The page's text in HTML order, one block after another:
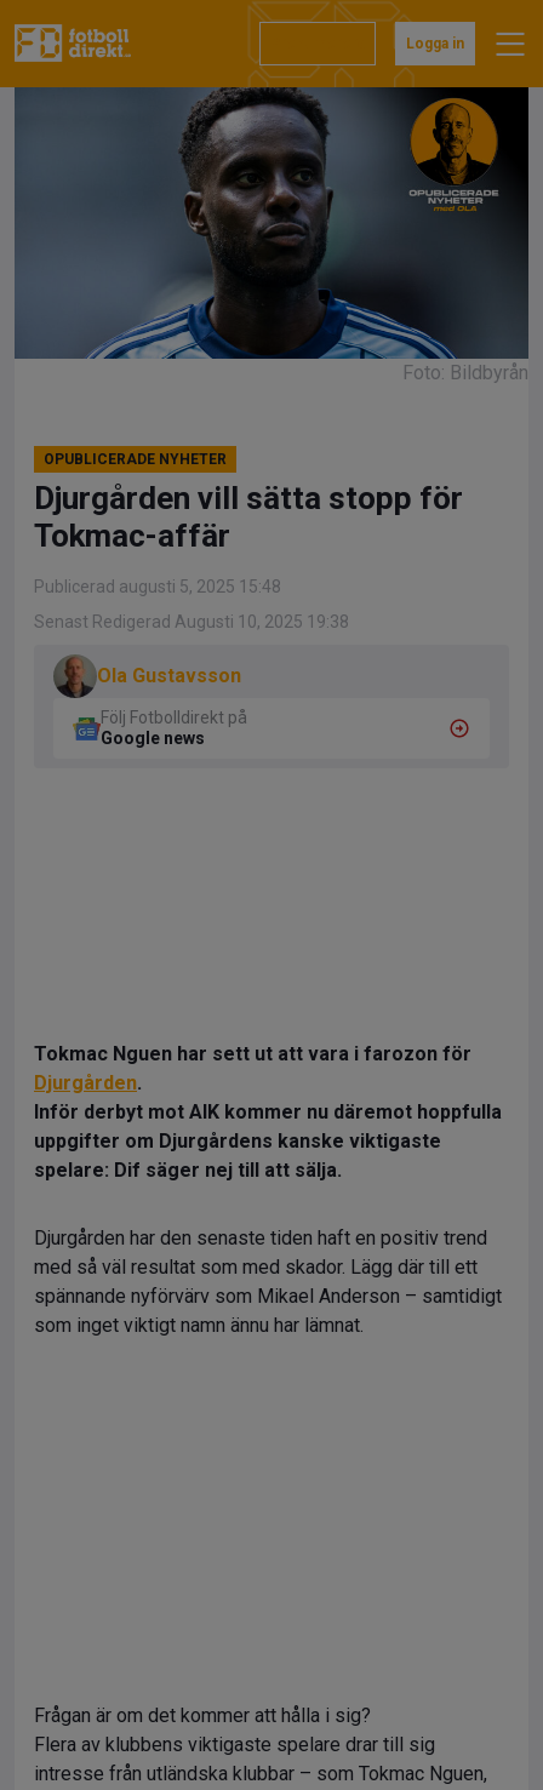
till
Logga in
Foto: Bildbyrån
OPUBLICERADE NYHETER
Djurgården vill sätta stopp för
Tokmac-affär
Publicerad augusti 5, 2025 15:48
Senast Redigerad Augusti 10, 2025 19:38
Ola Gustavsson
Följ Fotbolldirekt på
Google news
Tokmac Nguen har sett ut att vara i farozon för
Djurgården.
Inför derbyt mot AIK kommer nu däremot hoppfulla
uppgifter om Djurgårdens kanske viktigaste
spelare: Dif säger nej till att sälja.
Djurgården har den senaste tiden haft en positiv trend
med så väl resultat som med skador. Lägg där till ett
spännande nyförvärv som Mikael Anderson – samtidigt
som inget viktigt namn ännu har lämnat.
Frågan är om det kommer att hålla i sig?
Flera av klubbens viktigaste spelare drar till sig
intresse från utländska klubbar – som Tokmac Nguen,